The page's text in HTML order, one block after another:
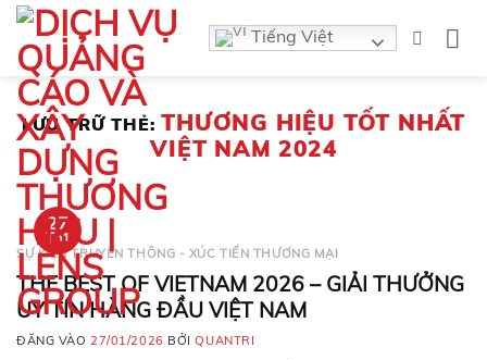
Bỏ
qua
nội
dung
Tiếng Việt
LƯU TRỮ THẺ:THƯƠNG HIỆU TỐT NHẤT
VIỆT NAM 2024
27
Th1
SỰ KIỆN TRUYỀN THÔNG - XÚC TIẾN THƯƠNG MẠI
THE BEST OF VIETNAM 2026 – GIẢI THƯỞNG
UY TÍN HÀNG ĐẦU VIỆT NAM
ĐĂNG VÀO 27/01/2026 BỞIQUANTRI